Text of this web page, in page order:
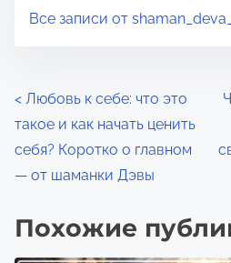
:Все записи от
Н
а
в
и
< Любовь к себе: что это
такое и как начать ценить
себя? Коротко о главном
— от шаманки Дэвы
Похожие